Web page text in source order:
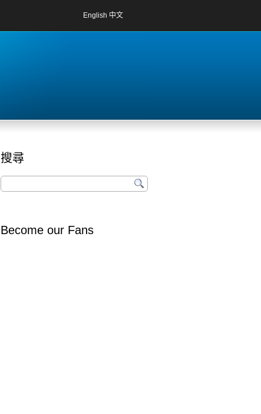
English 中文
搜尋
Become our Fans